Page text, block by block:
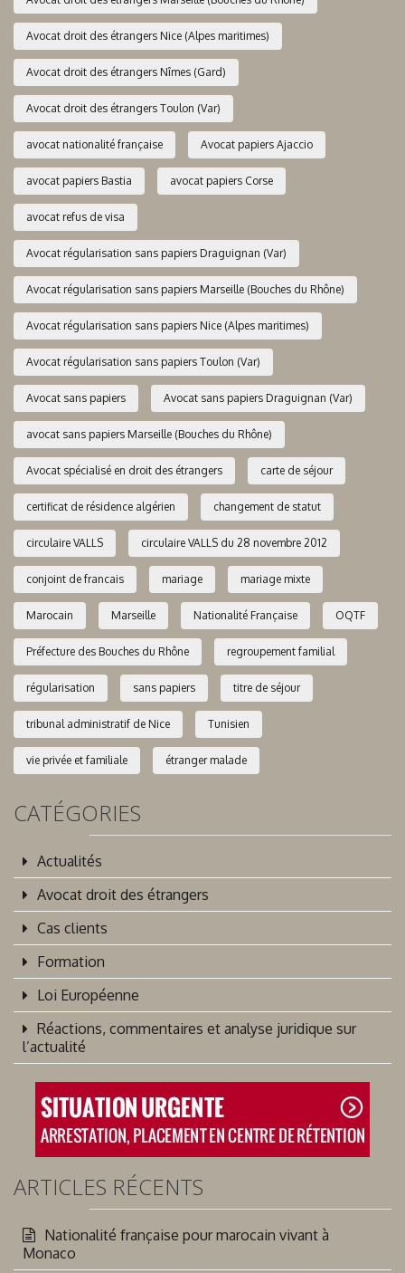
Avocat droit des étrangers Nice (Alpes maritimes)
Avocat droit des étrangers Nîmes (Gard)
Avocat droit des étrangers Toulon (Var)
avocat nationalité française Avocat papiers Ajaccio
avocat papiers Bastia avocat papiers Corse
avocat refus de visa
Avocat régularisation sans papiers Draguignan (Var)
Avocat régularisation sans papiers Marseille (Bouches du Rhône)
Avocat régularisation sans papiers Nice (Alpes maritimes)
Avocat régularisation sans papiers Toulon (Var)
Avocat sans papiers Avocat sans papiers Draguignan (Var)
avocat sans papiers Marseille (Bouches du Rhône)
Avocat spécialisé en droit des étrangers carte de séjour
certificat de résidence algérien changement de statut
circulaire VALLS circulaire VALLS du 28 novembre 2012
conjoint de francais mariage mariage mixte
Marocain Marseille Nationalité Française OQTF
Préfecture des Bouches du Rhône regroupement familial
régularisation sans papiers titre de séjour
tribunal administratif de Nice Tunisien
vie privée et familiale étranger malade
CATÉGORIES
Actualités
Avocat droit des étrangers
Cas clients
Formation
Loi Européenne
Réactions, commentaires et analyse juridique sur
l’actualité
ARTICLES RÉCENTS
Nationalité française pour marocain vivant à
Monaco